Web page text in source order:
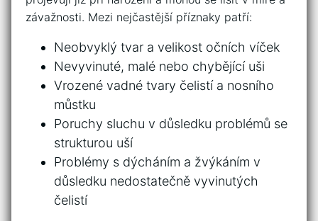
‍závažnosti. ‍Mezi nejčastější příznaky ‍patří:
Neobvyklý tvar a ⁢velikost očních víček
Nevyvinuté,​ malé ‌nebo chybějící uši
Vrozené⁣ vadné tvary​ čelistí a nosního
můstku
Poruchy sluchu ​v důsledku problémů⁤ se‍
strukturou uší
Problémy s ⁢dýcháním⁢ a žvýkáním v
důsledku nedostatečně ‍vyvinutých
čelistí